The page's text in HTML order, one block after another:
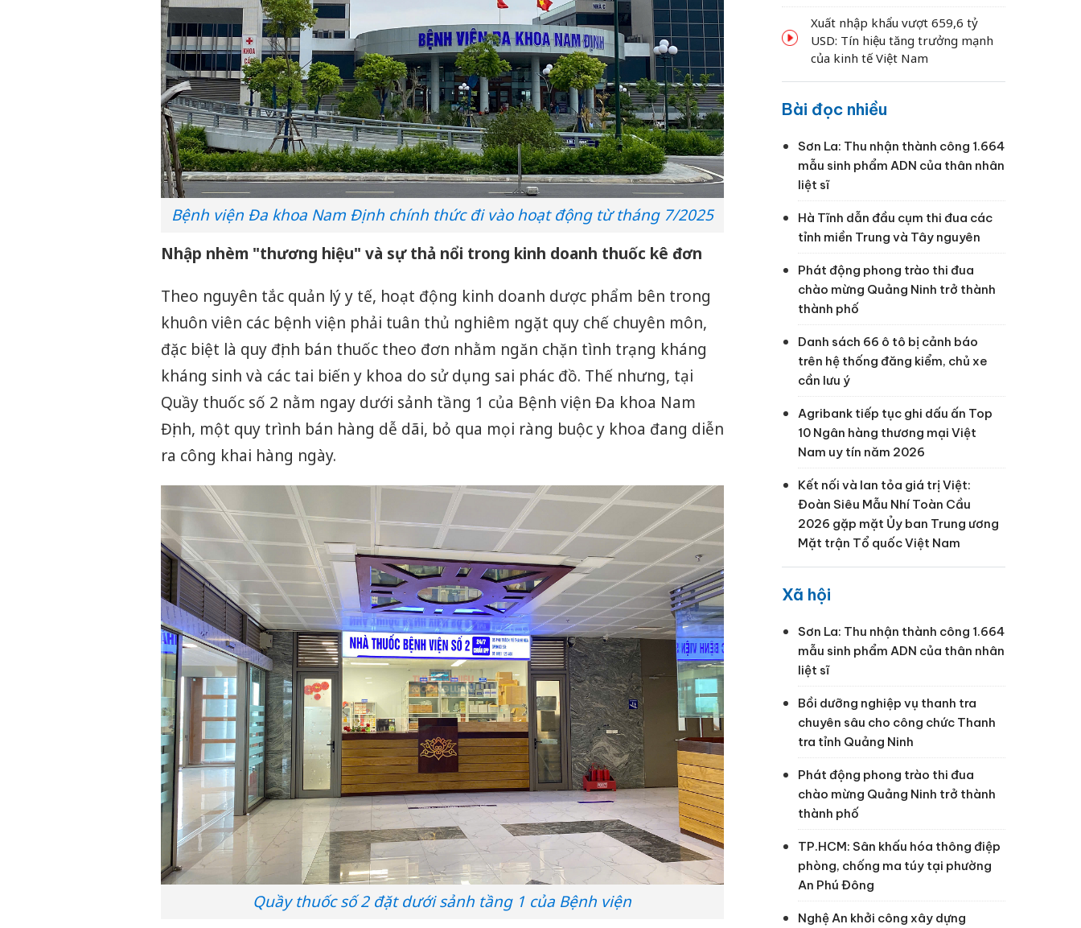
Bệnh viện Đa khoa Nam Định chính thức đi vào hoạt động từ tháng 7/2025
Nhập nhèm "thương hiệu" và sự thả nổi trong kinh doanh thuốc kê đơn
Theo nguyên tắc quản lý y tế, hoạt động kinh doanh dược phẩm bên trong
khuôn viên các bệnh viện phải tuân thủ nghiêm ngặt quy chế chuyên môn,
đặc biệt là quy định bán thuốc theo đơn nhằm ngăn chặn tình trạng kháng
kháng sinh và các tai biến y khoa do sử dụng sai phác đồ. Thế nhưng, tại
Quầy thuốc số 2 nằm ngay dưới sảnh tầng 1 của Bệnh viện Đa khoa Nam
Định, một quy trình bán hàng dễ dãi, bỏ qua mọi ràng buộc y khoa đang diễn
ra công khai hàng ngày.
Quầy thuốc số 2 đặt dưới sảnh tầng 1 của Bệnh viện
Xuất nhập khẩu vượt 659,6 tỷ
USD: Tín hiệu tăng trưởng mạnh
của kinh tế Việt Nam
Bài đọc nhiều
Sơn La: Thu nhận thành công 1.664
mẫu sinh phẩm ADN của thân nhân
liệt sĩ
Hà Tĩnh dẫn đầu cụm thi đua các
tỉnh miền Trung và Tây nguyên
Phát động phong trào thi đua
chào mừng Quảng Ninh trở thành
thành phố
Danh sách 66 ô tô bị cảnh báo
trên hệ thống đăng kiểm, chủ xe
cần lưu ý
Agribank tiếp tục ghi dấu ấn Top
10 Ngân hàng thương mại Việt
Nam uy tín năm 2026
Kết nối và lan tỏa giá trị Việt:
Đoàn Siêu Mẫu Nhí Toàn Cầu
2026 gặp mặt Ủy ban Trung ương
Mặt trận Tổ quốc Việt Nam
Xã hội
Sơn La: Thu nhận thành công 1.664
mẫu sinh phẩm ADN của thân nhân
liệt sĩ
Bồi dưỡng nghiệp vụ thanh tra
chuyên sâu cho công chức Thanh
tra tỉnh Quảng Ninh
Phát động phong trào thi đua
chào mừng Quảng Ninh trở thành
thành phố
TP.HCM: Sân khấu hóa thông điệp
phòng, chống ma túy tại phường
An Phú Đông
Nghệ An khởi công xây dựng